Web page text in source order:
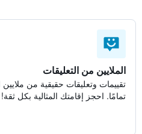
الملايين من التعليقات
تقييمات وتعليقات حقيقية من ملايين
تمامًا. احجز إقامتك المثالية بكل ثقة!